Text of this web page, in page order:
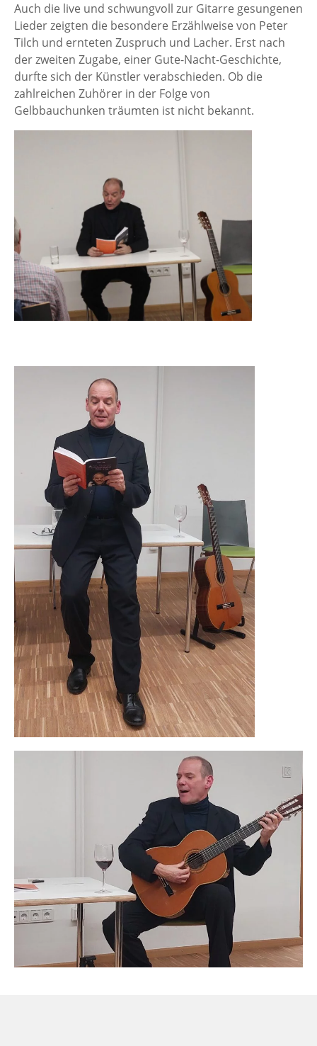
Auch die live und schwungvoll zur Gitarre gesungenen
Lieder zeigten die besondere Erzählweise von Peter
Tilch und ernteten Zuspruch und Lacher. Erst nach
der zweiten Zugabe, einer Gute-Nacht-Geschichte,
durfte sich der Künstler verabschieden. Ob die
zahlreichen Zuhörer in der Folge von
Gelbbauchunken träumten ist nicht bekannt.